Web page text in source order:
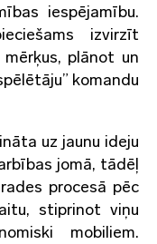
iespējamību.
izvirzīt
plānot un
komandu
uz jaunu ideju
jomā, tādēļ
procesā pēc
stiprinot viņu
mobiliem.